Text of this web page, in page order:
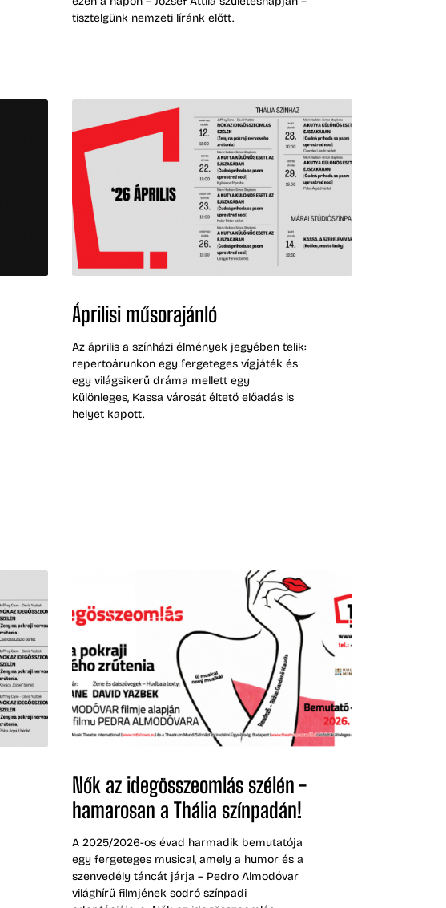
tisztelgünk nemzeti líránk előtt.
Áprilisi műsorajánló
Az április a színházi élmények jegyében telik:
repertoárunkon egy fergeteges vígjáték és
egy világsikerű dráma mellett egy
különleges, Kassa városát éltető előadás is
helyet kapott.
Nők az idegösszeomlás szélén -
hamarosan a Thália színpadán!
A 2025/2026-os évad harmadik bemutatója
egy fergeteges musical, amely a humor és a
szenvedély táncát járja – Pedro Almodóvar
világhírű filmjének sodró színpadi